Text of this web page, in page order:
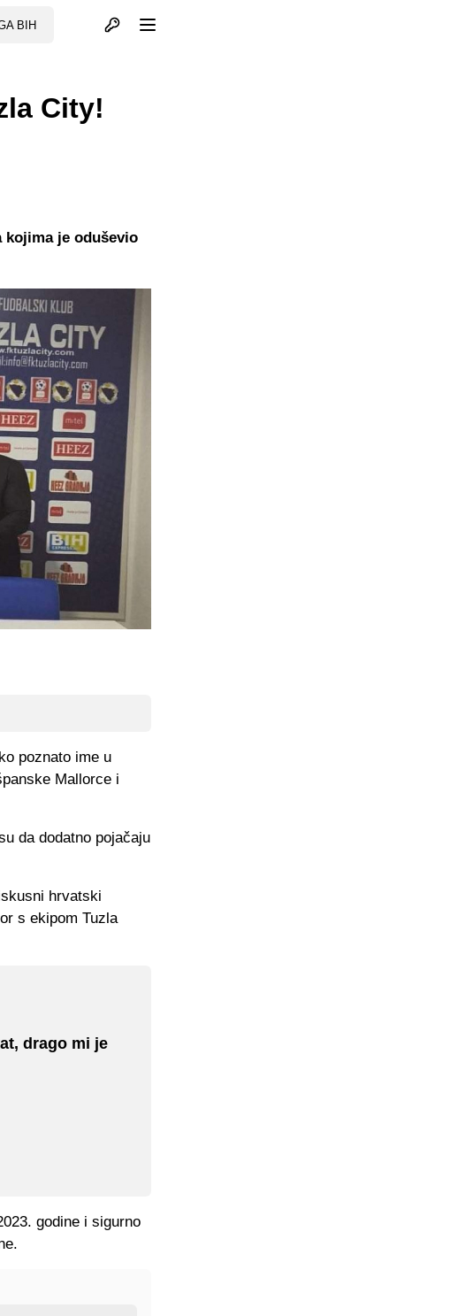
BIH Otvori profil
City!
kojima je oduševio
poznato ime u
Mallorce i
da dodatno pojačaju
hrvatski
s ekipom Tuzla
drago mi je
godine i sigurno